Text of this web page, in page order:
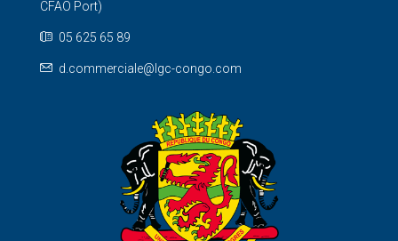
CFAO Port)
05 625 65 89
d.commerciale@lgc-congo.com